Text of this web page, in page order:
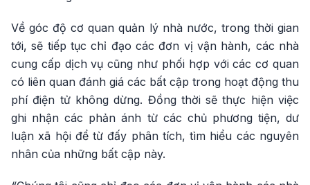
Về góc độ cơ quan quản lý nhà nước, trong thời gian
tới, sẽ tiếp tục chỉ đạo các đơn vị vận hành, các nhà
cung cấp dịch vụ cũng như phối hợp với các cơ quan
có liên quan đánh giá các bất cập trong hoạt động thu
phí điện tử không dừng. Đồng thời sẽ thực hiện việc
ghi nhận các phản ánh từ các chủ phương tiện, dư
luận xã hội để từ đấy phân tích, tìm hiểu các nguyên
nhân của những bất cập này.